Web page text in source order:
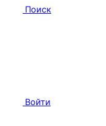
Поиск
Войти